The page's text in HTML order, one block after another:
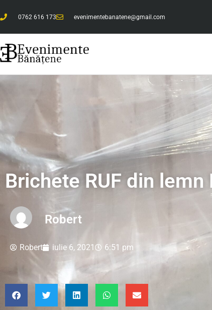
0762 616 173 evenimentebanatene@gmail.com
Brichete RUF din lemn
Robert
Robert iulie 6, 2021 6:51 pm